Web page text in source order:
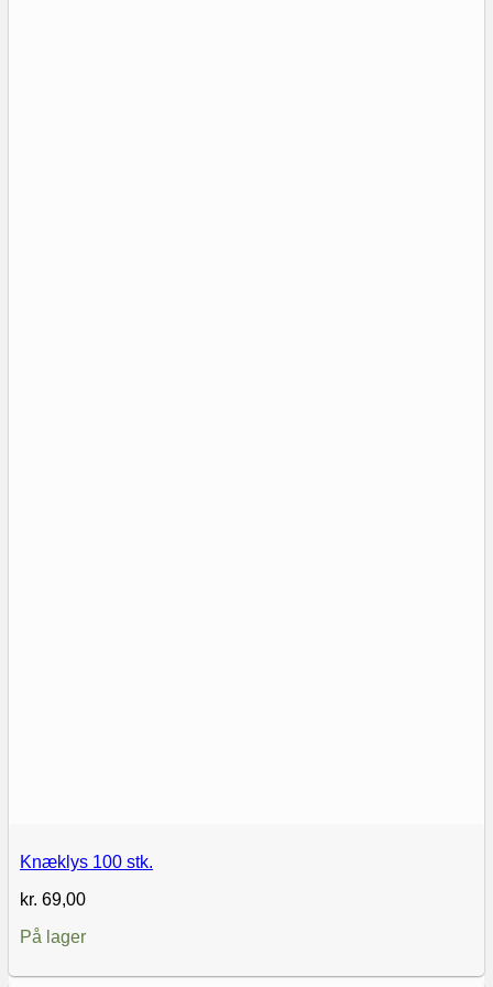
Knæklys 100 stk.
kr. 69,00
På lager